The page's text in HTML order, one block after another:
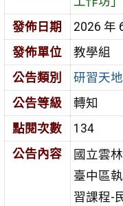
發佈日期
2026 年
發佈單位
教學組
公告類別
研習天地
公告等級
轉知
點閱次數
134
公告內容
國立雲
臺中區
習課程-